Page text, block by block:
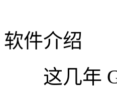
软件介绍
这几年